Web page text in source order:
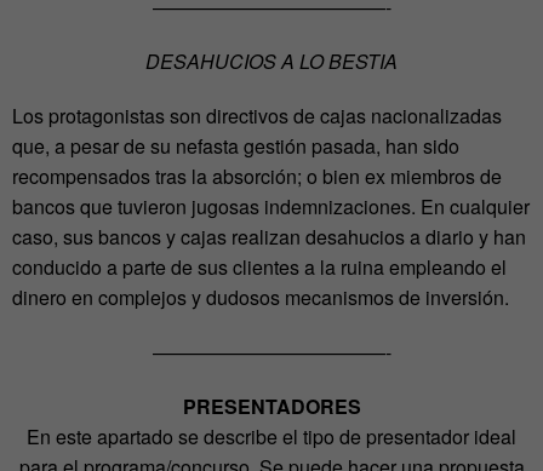
————————————-
DESAHUCIOS A LO BESTIA
Los protagonistas son directivos de cajas nacionalizadas
que, a pesar de su nefasta gestión pasada, han sido
recompensados tras la absorción; o bien ex miembros de
bancos que tuvieron jugosas indemnizaciones. En cualquier
caso, sus bancos y cajas realizan desahucios a diario y han
conducido a parte de sus clientes a la ruina empleando el
dinero en complejos y dudosos mecanismos de inversión.
————————————-
PRESENTADORES
En este apartado se describe el tipo de presentador ideal